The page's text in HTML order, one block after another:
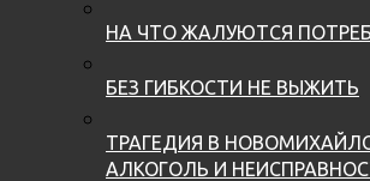
НА ЧТО ЖАЛУЮТСЯ
БЕЗ ГИБКОСТИ НЕ ВЫЖИТЬ
ТРАГЕДИЯ В
АЛКОГОЛЬ И